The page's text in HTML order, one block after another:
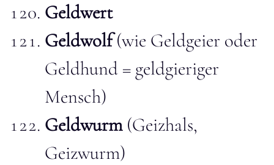
Geldwert
Geldwolf(wie Geldgeier oder
Geldhund = geldgieriger
Mensch)
Geldwurm(Geizhals,
Geizwurm)